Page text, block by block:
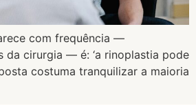
com frequência —
da cirurgia — é: ‘a rinoplastia pode
costuma tranquilizar a maioria